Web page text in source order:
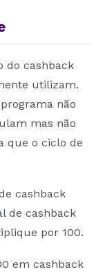
do cashback
utilizam.
não
mas não
que o ciclo de
cashback
de cashback
por 100.
em cashback